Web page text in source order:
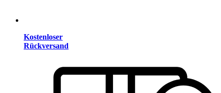
Kostenloser
Rückversand